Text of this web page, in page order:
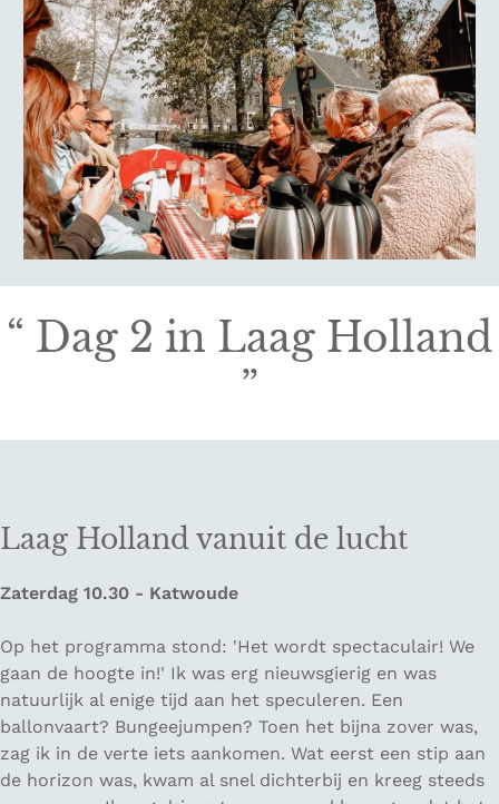
“ Dag 2 in Laag Holland
”
Laag Holland vanuit de lucht
Zaterdag 10.30 - Katwoude
Op het programma stond: 'Het wordt spectaculair! We
gaan de hoogte in!' Ik was erg nieuwsgierig en was
natuurlijk al enige tijd aan het speculeren. Een
ballonvaart? Bungeejumpen? Toen het bijna zover was,
zag ik in de verte iets aankomen. Wat eerst een stip aan
de horizon was, kwam al snel dichterbij en kreeg steeds